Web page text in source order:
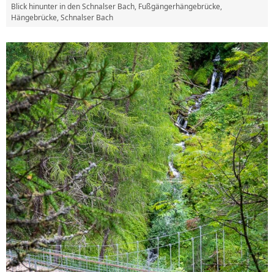
Blick hinunter in den Schnalser Bach, Fußgängerhängebrücke,
Hängebrücke, Schnalser Bach